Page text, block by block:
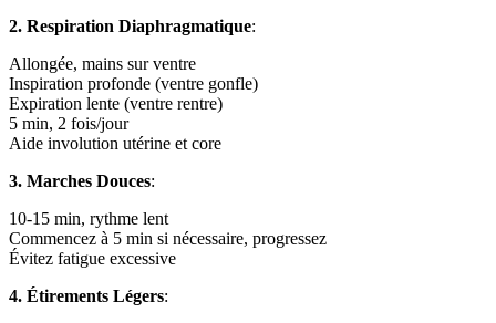
2. Respiration Diaphragmatique:
Allongée, mains sur ventre
Inspiration profonde (ventre gonfle)
Expiration lente (ventre rentre)
5 min, 2 fois/jour
Aide involution utérine et core
3. Marches Douces:
10-15 min, rythme lent
Commencez à 5 min si nécessaire, progressez
Évitez fatigue excessive
4. Étirements Légers: